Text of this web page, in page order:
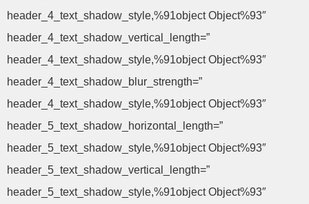
header_4_text_shadow_style,%91object Object%93″
header_4_text_shadow_vertical_length=”
header_4_text_shadow_style,%91object Object%93″
header_4_text_shadow_blur_strength=”
header_4_text_shadow_style,%91object Object%93″
header_5_text_shadow_horizontal_length=”
header_5_text_shadow_style,%91object Object%93″
header_5_text_shadow_vertical_length=”
header_5_text_shadow_style,%91object Object%93″